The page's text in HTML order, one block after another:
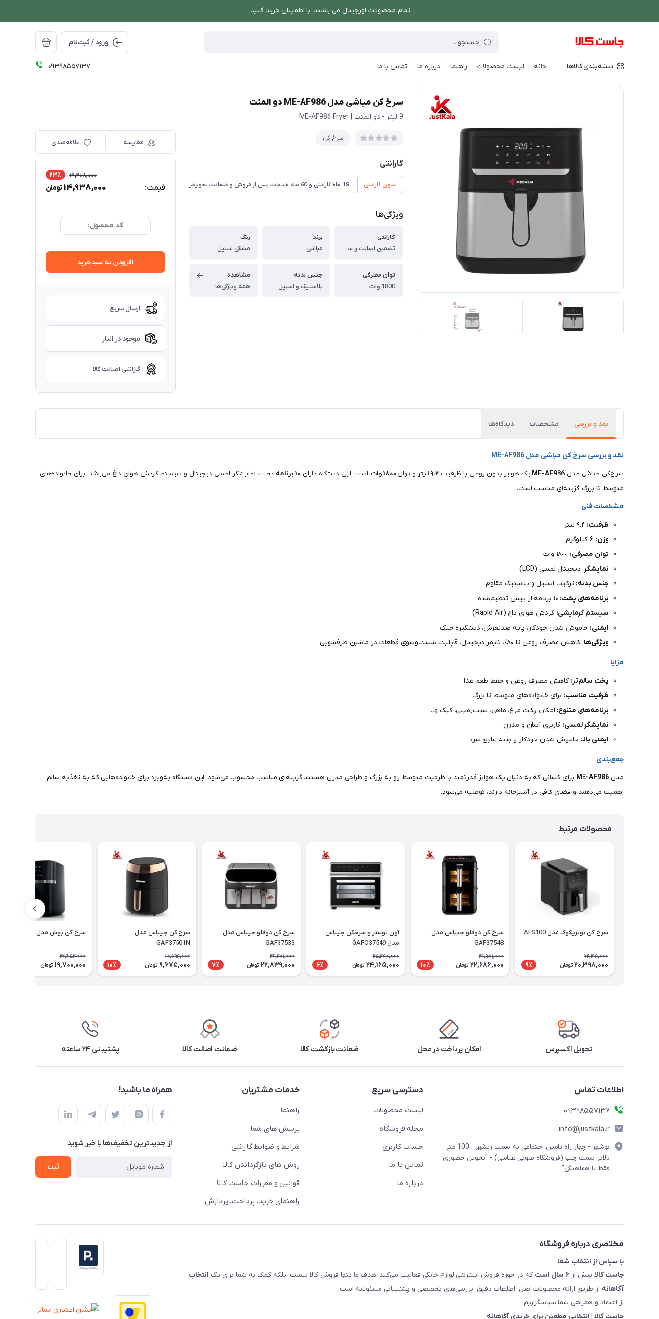
تمام محصولات اورجینال می باشند، با اطمینان خرید کنید.
ورود / ثبت‌نام
دسته‌بندی کالاها خانه لیست محصولات راهنما درباره ما تماس با ما 09398557137
فروشگاه اینترنتی جاست کالا پخت و پز سرخ کن سرخ کن مباشی مدل ME-AF986 دو المنت
سرخ کن مباشی مدل ME-AF986 دو المنت
9 لیتر - دو المنت | ME-AF986 Fryer
سرخ کن
گارانتی
بدون گارانتی 18 ماه گارانتی و 60 ماه خدمات پس از فروش و ضمانت تعویض
ویژگی‌ها
گارانتی
تضمین اصالت و سلامت کالا (اورجینال)
برند
مباشی
رنگ
مشکی استیل
توان مصرفی
1800 وات
جنس بدنه
پلاستیک و استیل
مشاهده
همه ویژگی‌ها
مقایسه علاقه‌مندی
قیمت:
19,208,000 23٪
14,938,000تومان
کد محصول:
افزودن به سبدخرید
ارسال سریع
موجود در انبار
گارانتی اصالت کالا
نقد و بررسی مشخصات دیدگاه‌ها
نقد و بررسی سرخ کن مباشی مدل ME-AF986
سرخ‌کن مباشی مدل ME-AF986 یک هواپز بدون روغن با ظرفیت ۹.۲ لیتر و توان است. این دستگاه دارای ۱۰ برنامه
پخت، نمایشگر لمسی دیجیتال و سیستم گردش هوای داغ می‌باشد. برای خانواده‌های
متوسط تا بزرگ گزینه‌ای مناسب است.
مشخصات فنی
ظرفیت:
وزن:
توان مصرفی:
نمایشگر: دیجیتال لمسی (LCD)
جنس بدنه: ترکیب استیل و پلاستیک مقاوم
برنامه‌های پخت:
سیستم گرمایشی: گردش هوای داغ (Rapid Air)
ایمنی: خاموش شدن خودکار، پایه ضدلغزش، دستگیره خنک
ویژگی‌ها: کاهش مصرف روغن تا ۸۰٪، تایمر دیجیتال، قابلیت شست‌وشوی قطعات در ماشین ظرفشویی
مزایا
پخت سالم‌تر: کاهش مصرف روغن و حفظ طعم غذا
ظرفیت مناسب: برای خانواده‌های متوسط تا بزرگ
برنامه‌های متنوع: امکان پخت مرغ، ماهی، سیب‌زمینی، کیک و…
نمایشگر لمسی: کاربری آسان و مدرن
ایمنی بالا: خاموش شدن خودکار و بدنه عایق سرد
جمع‌بندی
مدل ME-AF986 برای کسانی که به دنبال یک هواپز قدرتمند با ظرفیت متوسط رو به بزرگ و طراحی مدرن هستند گزینه‌ای مناسب محسوب می‌شود. این دستگاه به‌ویژه برای خانواده‌هایی که به تغذیه سالم
اهمیت می‌دهند و فضای کافی در آشپزخانه دارند، توصیه می‌شود.
محصولات مرتبط
سرخ کن نوتریکوک مدل AFS100
22,216,000
20,398,000 تومان 9٪
سرخ کن دوقلو جیپاس مدل
GAF37548
24,981,000
22,686,000 تومان 10٪
آون توستر و سرخکن جیپاس
مدل GAFO37549
25,490,000
24,165,000 تومان 6٪
سرخ کن دوقلو جیپاس مدل
GAF37533
24,471,000
22,839,000 تومان 7٪
سرخ کن جیپاس مدل
GAF37501N
10,696,000
9,675,000 تومان 10٪
سرخ کن بوش مدل MAF462B0
22,454,000
19,700,000 تومان
تحویل اکسپرس امکان پرداخت در محل ضمانت بازگشت کالا ضمانت اصالت کالا پشتیبانی ۲۴ ساعته
اطلاعات تماس
09398557137
info@justkala.ir
بوشهر - چهار راه تامین اجتماعی به سمت ریشهر ، 100 متر
بالاتر سمت چپ (فروشگاه صوتی عباسی) - "تحویل حضوری
فقط با هماهنگی"
دسترسی سریع
لیست محصولات
مجله فروشگاه
حساب کاربری
تماس با ما
درباره ما
خدمات مشتریان
راهنما
پرسش های شما
شرایط و ضوابط گارانتی
روش های بازگرداندن کالا
قوانین و مقررات جاست کالا
راهنمای خرید، پرداخت، پردازش
همراه ما باشید!
از جدید‌ترین تخفیف‌ها با‌ خبر شوید
ثبت
مختصری درباره فروشگاه
با سپاس از انتخاب شما
جاست کالا بیش از ۶ سال است که در حوزه فروش اینترنتی لوازم خانگی فعالیت می‌کند. هدف ما تنها فروش کالا نیست؛ بلکه کمک به شما برای یک انتخاب
آگاهانه از طریق ارائه محصولات اصل، اطلاعات دقیق، بررسی‌های تخصصی و پشتیبانی مسئولانه است.
از اعتماد و همراهی شما سپاسگزاریم.
جاست کالا | انتخابی مطمئن برای خریدی آگاهانه